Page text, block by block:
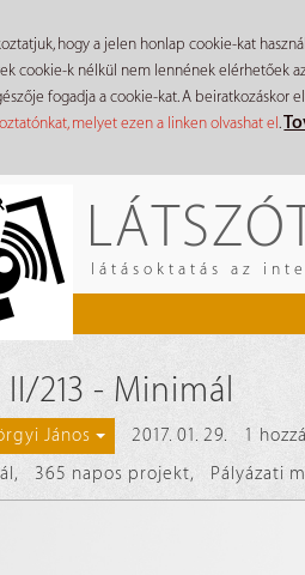
hogy a jelen honlap cookie-kat
cookie-k nélkül nem lennének elérhetőek
fogadja a cookie-kat. A beiratkozáskor
melyet ezen a linken olvashat el.
látásoktatás az
213 - Minimál
János 2017. 01. 29.
1
, 365 napos projekt, Pályázati